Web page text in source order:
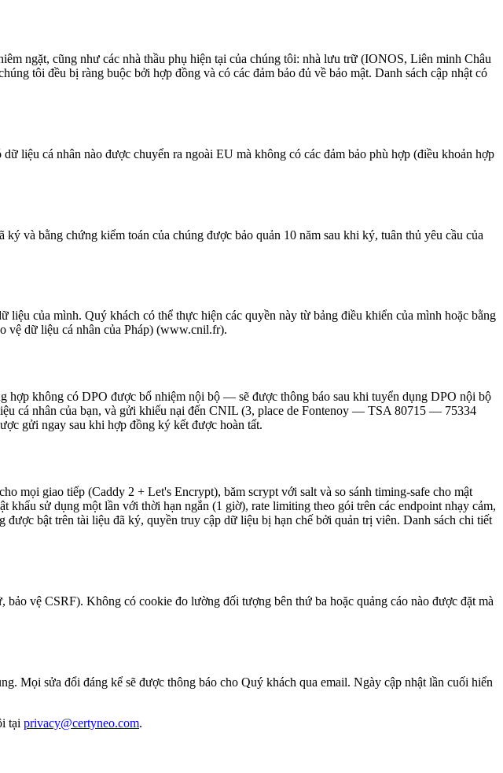
ngặt, cũng như các nhà thầu phụ hiện tại của chúng tôi: nhà lưu trữ (IONOS, Liên minh Châu
tôi đều bị ràng buộc bởi hợp đồng và có các đảm bảo đủ về bảo mật. Danh sách cập nhật có
cá nhân nào được chuyển ra ngoài EU mà không có các đảm bảo phù hợp (điều khoản hợp
và bằng chứng kiểm toán của chúng được bảo quản 10 năm sau khi ký, tuân thủ yêu cầu của
của mình. Quý khách có thể thực hiện các quyền này từ bảng điều khiển của mình hoặc bằng
vệ dữ liệu cá nhân của Pháp) (www.cnil.fr).
không có DPO được bổ nhiệm nội bộ — sẽ được thông báo sau khi tuyển dụng DPO nội bộ
cá nhân của bạn, và gửi khiếu nại đến CNIL (3, place de Fontenoy — TSA 80715 — 75334
gửi ngay sau khi hợp đồng ký kết được hoàn tất.
mọi giao tiếp (Caddy 2 + Let's Encrypt), băm scrypt với salt và so sánh timing-safe cho mật
sử dụng một lần với thời hạn ngắn (1 giờ), rate limiting theo gói trên các endpoint nhạy cảm,
bật trên tài liệu đã ký, quyền truy cập dữ liệu bị hạn chế bởi quản trị viên. Danh sách chi tiết
vệ CSRF). Không có cookie đo lường đối tượng bên thứ ba hoặc quảng cáo nào được đặt mà
Mọi sửa đổi đáng kể sẽ được thông báo cho Quý khách qua email. Ngày cập nhật lần cuối hiển
tại privacy@certyneo.com.